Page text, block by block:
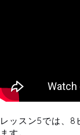
レッスン5では、8